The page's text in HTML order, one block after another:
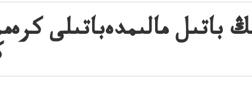
باتىل مالىمدەباتىلى